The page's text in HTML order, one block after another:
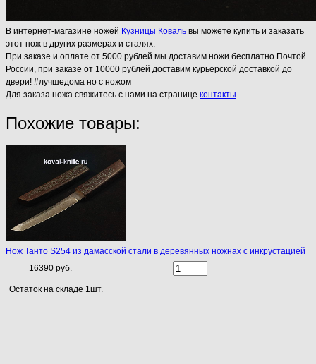
В интернет-магазине ножей Кузницы Коваль вы можете купить и заказать
этот нож в других размерах и сталях.
При заказе и оплате от 5000 рублей мы доставим ножи бесплатно Почтой
России, при заказе от 10000 рублей доставим курьерской доставкой до
двери! #лучшедома но с ножом
Для заказа ножа свяжитесь с нами на странице контакты
Похожие товары:
Нож Танто S254 из дамасской стали в деревянных ножнах с инкрустацией
16390 руб.
Остаток на складе 1шт.